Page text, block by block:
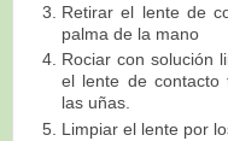
Retirar el lente de
palma de la mano
Rociar con solución
el lente de contacto
las uñas.
Limpiar el lente por